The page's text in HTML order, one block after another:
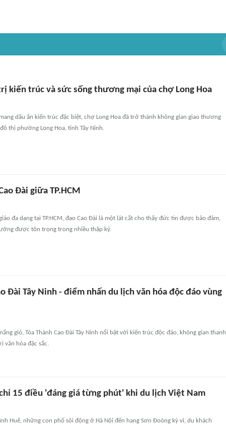
kiến trúc và sức sống thương mại của chợ Long Hoa
dấu ấn kiến trúc đặc biệt, chợ Long Hoa đã trở thành không gian giao thương
thị phường Long Hoa, tỉnh Tây Ninh.
Đài giữa TP.HCM
đa dạng tại TP.HCM, đạo Cao Đài là một lát cắt cho thấy đức tin được bảo đảm,
được tôn trọng trong nhiều thập kỷ.
Đài Tây Ninh - điểm nhấn du lịch văn hóa độc đáo vùng
gió, Tòa Thánh Cao Đài Tây Ninh nổi bật với kiến trúc độc đáo, không gian thanh
văn hóa đặc sắc.
15 điều 'đáng giá từng phút' khi du lịch Việt Nam
Huế, những con phố sôi động ở Hà Nội đến hang Sơn Đoòng kỳ vĩ, du khách